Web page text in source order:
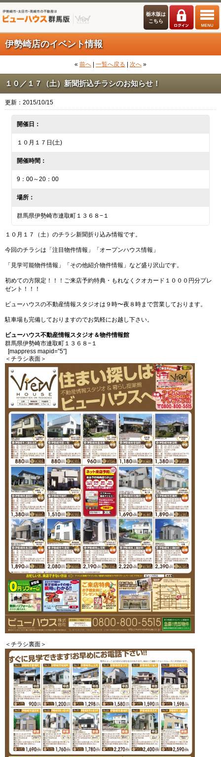
栃木版は
こちら
伊勢崎店のイベント情報
« 前へ 一覧へ戻る 次へ »
１０／１７（土）新聞折込チラシのお知らせ！
更新：2015/10/15
開催日：
１０月１７日(土)
開催時間：
9：00～20：00
場所：
群馬県伊勢崎市連取町１３６８−１
１０月１７（土）のチラシ新聞折り込み情報です。
今回のチラシは「注目物件情報」「オープンハウス情報」
「見学可能物件情報」「その他紹介物件情報」など盛り沢山です。
初めての方限定！！！ご来店予約特典・もれなくクオカード１０００円分プレ
ゼント！！！
ビューハウスの不動産情報スタジオは９時〜夜８時まで営業しております。
駐車場も完備しておりますのでお気軽にお越し下さい。
ビューハウス不動産情報スタジオ＆物件情報館
群馬県伊勢崎市連取町１３６８−１
[mappress mapid=”5″]
＜チラシ表面＞
＜チラシ裏面＞